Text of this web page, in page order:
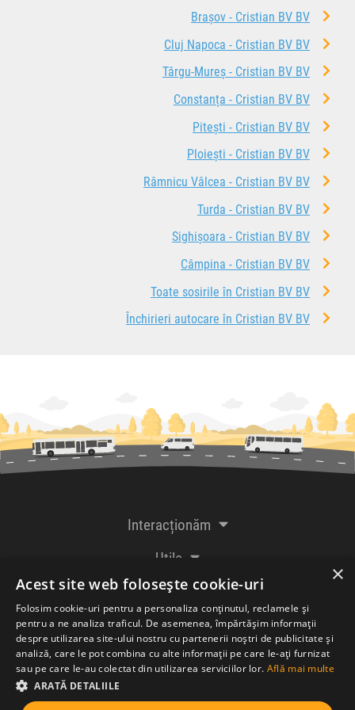
Brașov - Cristian BV BV
Cluj Napoca - Cristian BV BV
Târgu-Mureș - Cristian BV BV
Constanța - Cristian BV BV
Pitești - Cristian BV BV
Ploiești - Cristian BV BV
Râmnicu Vâlcea - Cristian BV BV
Turda - Cristian BV BV
Sighișoara - Cristian BV BV
Câmpina - Cristian BV BV
Toate sosirile în Cristian BV BV
Închirieri autocare în Cristian BV BV
Interacționăm
Utile
De la creatorii
Acceptăm plăți cu
×
Acest site web folosește cookie-uri
Folosim cookie-uri pentru a personaliza conținutul, reclamele și
pentru a ne analiza traficul. De asemenea, împărtășim informații
despre utilizarea site-ului nostru cu partenerii noștri de publicitate și
analiză, care le pot combina cu alte informații pe care le-ați furnizat
sau pe care le-au colectat din utilizarea serviciilor lor. Află mai multe
ARATĂ DETALIILE